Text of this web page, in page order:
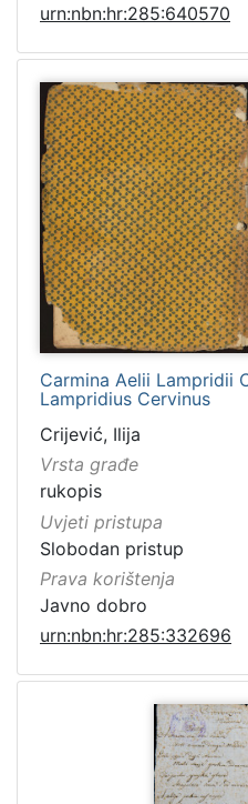
urn:nbn:hr:285:640570
Carmina Aelii Lampridii
Lampridius Cervinus
Crijević, Ilija
Vrsta građe
rukopis
Uvjeti pristupa
Slobodan pristup
Prava korištenja
Javno dobro
urn:nbn:hr:285:332696